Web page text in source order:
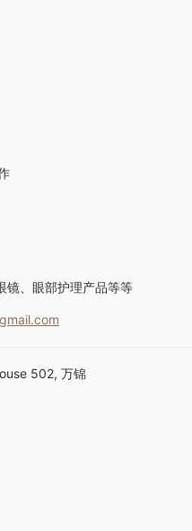
镜、眼部护理产品等等
502, 万锦